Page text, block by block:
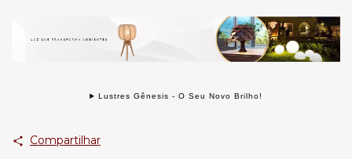
Lustres Gênesis - O Seu Novo Brilho!
Compartilhar